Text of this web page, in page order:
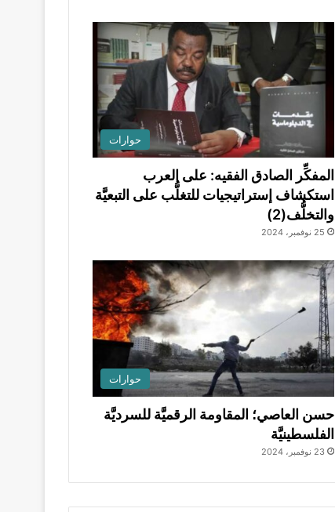
حوارات
المفكِّر الصادق الفقيه: على العرب
استكشاف إستراتيجيات للتغلُّب على التبعيَّة
والتخلُّف(2)
25 نوفمبر، 2024
حوارات
حسن العاصي؛ المقاومة الرقميَّة للسرديَّة
الفلسطينيَّة
23 نوفمبر، 2024